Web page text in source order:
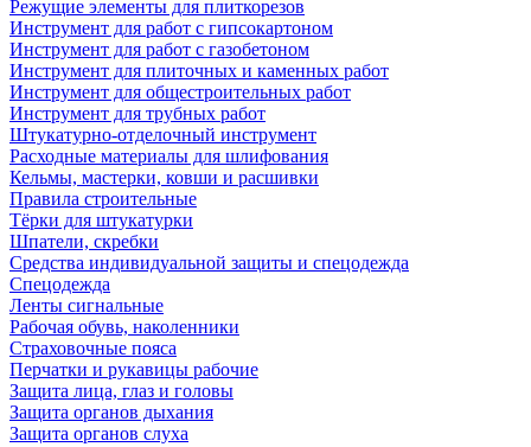
Режущие элементы для плиткорезов
Инструмент для работ с гипсокартоном
Инструмент для работ с газобетоном
Инструмент для плиточных и каменных работ
Инструмент для общестроительных работ
Инструмент для трубных работ
Штукатурно-отделочный инструмент
Расходные материалы для шлифования
Кельмы, мастерки, ковши и расшивки
Правила строительные
Тёрки для штукатурки
Шпатели, скребки
Средства индивидуальной защиты и спецодежда
Спецодежда
Ленты сигнальные
Рабочая обувь, наколенники
Страховочные пояса
Перчатки и рукавицы рабочие
Защита лица, глаз и головы
Защита органов дыхания
Защита органов слуха